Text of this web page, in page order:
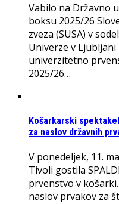
Vabilo na Državno
boksu 2025/26
zveza (SUSA) v
Univerze v
univerzitetno
2025/26…
Košarkarski
za naslov državnih
V ponedeljek, 11.
Tivoli gostila
prvenstvo v
naslov prvakov za